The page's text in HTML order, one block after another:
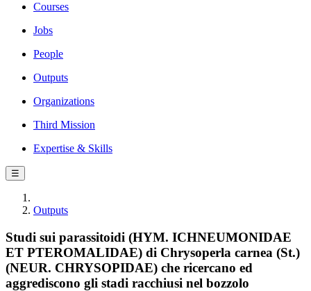
Courses
Jobs
People
Outputs
Organizations
Third Mission
Expertise & Skills
☰
Outputs
Studi sui parassitoidi (HYM. ICHNEUMONIDAE
ET PTEROMALIDAE) di Chrysoperla carnea (St.)
(NEUR. CHRYSOPIDAE) che ricercano ed
aggrediscono gli stadi racchiusi nel bozzolo